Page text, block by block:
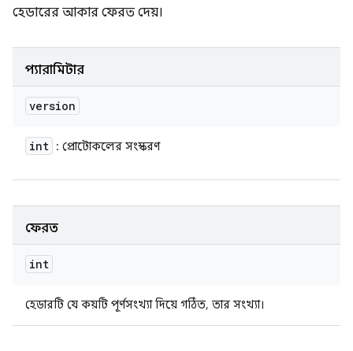
হেডারের আকার ফেরত দেয়।
প্যারামিটার
version
int : প্রোটোকলের সংস্করণ
ফেরত
int
হেডারটি যে কয়টি পূর্ণসংখ্যা দিয়ে গঠিত, তার সংখ্যা।